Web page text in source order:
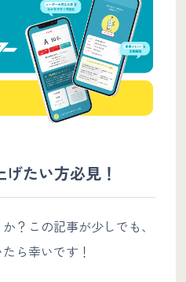
たい方必見！
？この記事が少しでも、
ら幸いです！